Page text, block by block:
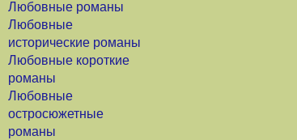
Любовные романы
Любовные
исторические романы
Любовные короткие
романы
Любовные
остросюжетные
романы